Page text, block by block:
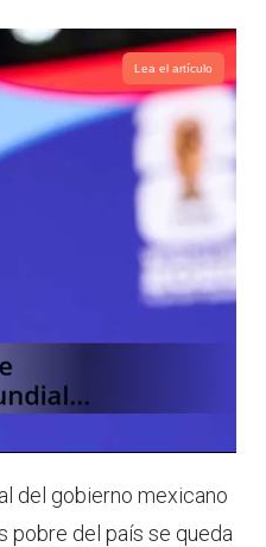
Lea el artículo
del gobierno mexicano
pobre del país se queda